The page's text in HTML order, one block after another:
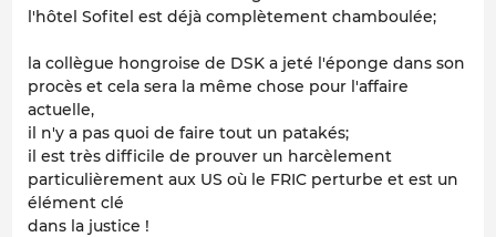
l'hôtel Sofitel est déjà complètement chamboulée;
la collègue hongroise de DSK a jeté l'éponge dans son
procès et cela sera la même chose pour l'affaire
actuelle,
il n'y a pas quoi de faire tout un patakés;
il est très difficile de prouver un harcèlement
particulièrement aux US où le FRIC perturbe et est un
élément clé
dans la justice !